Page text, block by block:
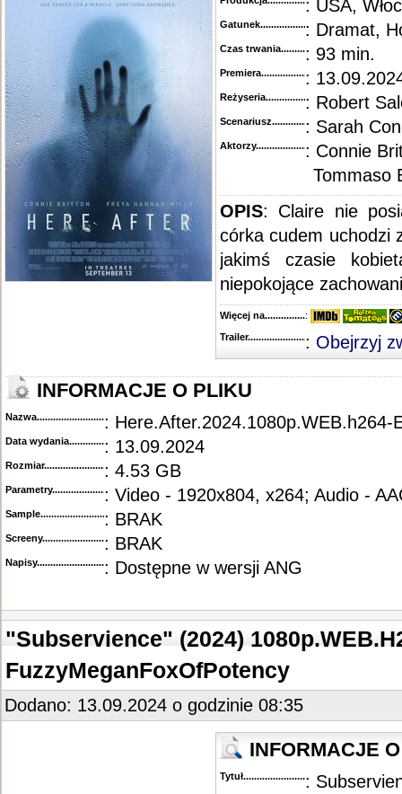
: USA,
Gatunek...........................................
: Dramat,
Czas trwania......................................
: 93 min.
Premiera..........................................
:
Reżyseria........................................
: Robert
Scenariusz........................................
: Sarah
Aktorzy...........................................
: Connie
Tommaso
OPIS: Claire nie
córka cudem uchodzi
jakimś czasie
niepokojące
Więcej na........................................
:
Trailer...........................................
: Obejrzyj
INFORMACJE O PLIKU
Nazwa.............................................: Here.After.2024.1080p.WEB.h264-
Data wydania......................................
: 13.09.2024
Rozmiar...........................................
: 4.53 GB
Parametry.........................................: Video - 1920x804, x264; Audio -
Sample............................................
: BRAK
Screeny...........................................
: BRAK
Napisy............................................: Dostępne w wersji ANG
"Subservience" (2024)
FuzzyMeganFoxOfPotency
Dodano: 13.09.2024 o godzinie 08:35
INFORMACJE
Tytuł............................................
: